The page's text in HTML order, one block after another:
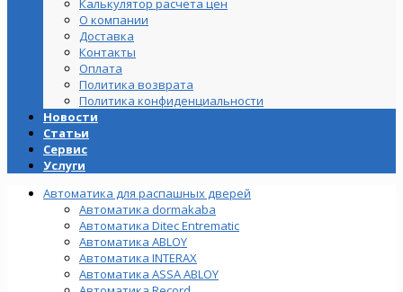
О компании
Доставка
Контакты
Оплата
Политика возврата
Политика конфиденциальности
Новости
Статьи
Сервис
Услуги
Автоматика для распашных дверей
Автоматика dormakaba
Автоматика Ditec Entrematic
Автоматика ABLOY
Автоматика INTERAX
Автоматика ASSA ABLOY